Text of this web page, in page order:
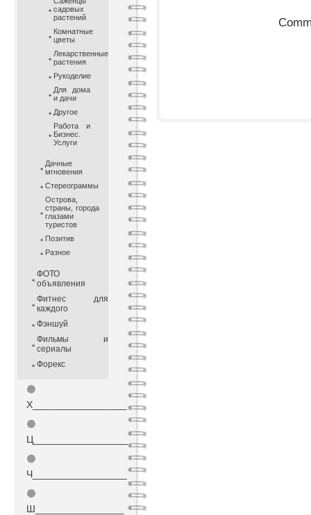
садовых
растений
Комнатные
цветы
Лекарственные
растения
Рукоделие
Для дома
и дачи
Другое
Работа и
Бизнес.
Услуги
Дачные
мгновения
Стереограммы
Острова,
страны, города
глазами
туристов
Позитив
Разное
ФОТО
объявления
Фитнес для
каждого
Фэншуй
Фильмы и
сериалы
Форекс
⚫
Х_________________
⚫
Ц_________________
⚫
Ч_________________
⚫
Ш________________